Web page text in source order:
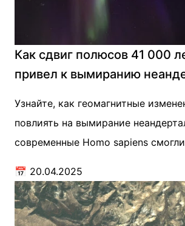
Как сдвиг полюсов 41 000
привел к вымиранию
Узнайте, как геомагнитные
повлиять на вымирание
современные Homo sapiens
📅 20.04.2025